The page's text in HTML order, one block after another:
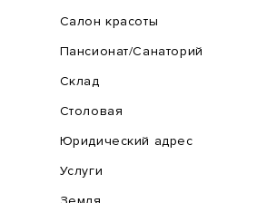
Салон красоты
Пансионат/Санаторий
Склад
Столовая
Юридический адрес
Услуги